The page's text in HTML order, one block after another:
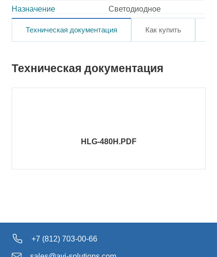
Назначение
Светодиодное
Техническая документация Как купить
Техническая документация
HLG-480H.PDF
+7 (812) 703-00-66